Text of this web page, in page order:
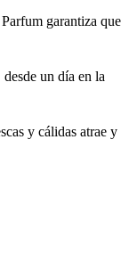
garantiza que
un día en la
y cálidas atrae y